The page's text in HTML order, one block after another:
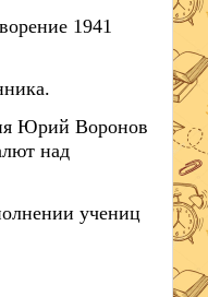
1941
Юрий Воронов
над
учениц